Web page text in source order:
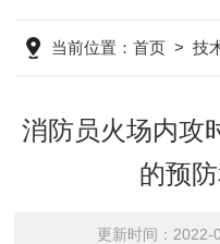
当前位置：首页 >技
消防员火场内攻
的预
更新时间：